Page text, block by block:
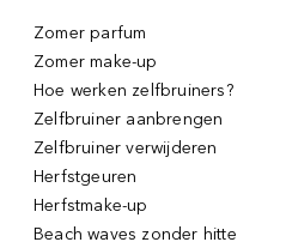
Zomer parfum
Zomer make-up
Hoe werken zelfbruiners?
Zelfbruiner aanbrengen
Zelfbruiner verwijderen
Herfstgeuren
Herfstmake-up
Beach waves zonder hitte